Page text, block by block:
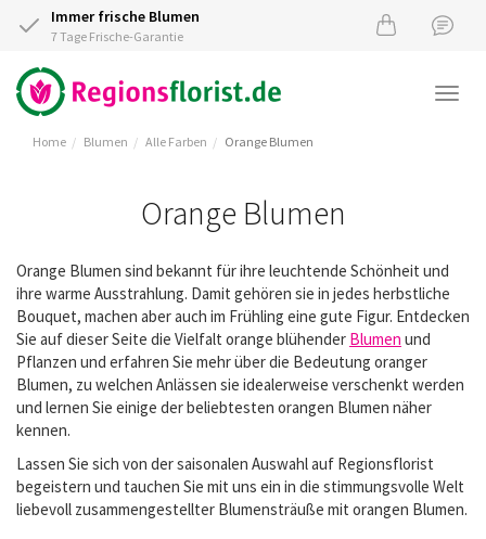
Immer frische Blumen
7 Tage Frische-Garantie
Home Blumen Alle Farben Orange Blumen
Orange Blumen
Orange Blumen sind bekannt für ihre leuchtende Schönheit und
ihre warme Ausstrahlung. Damit gehören sie in jedes herbstliche
Bouquet, machen aber auch im Frühling eine gute Figur. Entdecken
Sie auf dieser Seite die Vielfalt orange blühender Blumen und
Pflanzen und erfahren Sie mehr über die Bedeutung oranger
Blumen, zu welchen Anlässen sie idealerweise verschenkt werden
und lernen Sie einige der beliebtesten orangen Blumen näher
kennen.
Lassen Sie sich von der saisonalen Auswahl auf Regionsflorist
begeistern und tauchen Sie mit uns ein in die stimmungsvolle Welt
liebevoll zusammengestellter Blumensträuße mit orangen Blumen.